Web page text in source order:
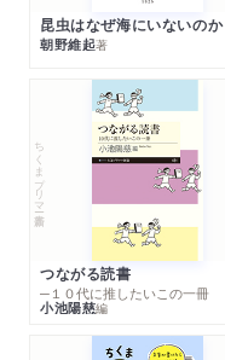
昆虫はなぜ海にいないのか
朝野維起著
ちくまプリマー新書
つながる読書
─１０代に推したいこの一冊
小池陽慈編